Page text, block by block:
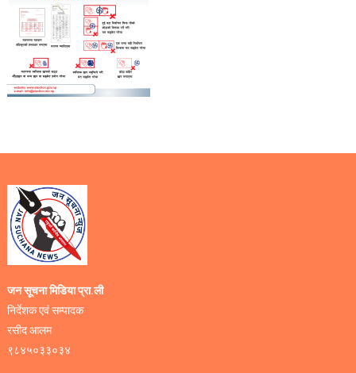
जन सूचना मिडिया प्रा.ली
निर्देशक एवं सम्पादक
रसीद आलम
९८४५०३३०३४